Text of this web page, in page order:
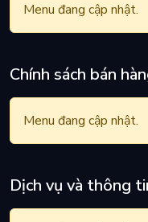
Menu đang cập nhật.
Chính sách bán
Menu đang cập nhật.
Dịch vụ và thông